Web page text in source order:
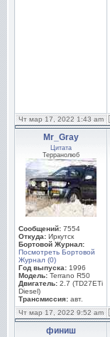
Чт мар 17, 2022 1:43 am
Mr_Gray
Цитата
Терранолюб
Сообщений: 7554
Откуда: Иркутск
Бортовой Журнал:
Посмотреть Бортовой
Журнал (0)
Год выпуска: 1996
Модель: Terrano R50
Двигатель: 2.7 (TD27ETi
Diesel)
Трансмиссия: авт.
Чт мар 17, 2022 9:52 am
финиш